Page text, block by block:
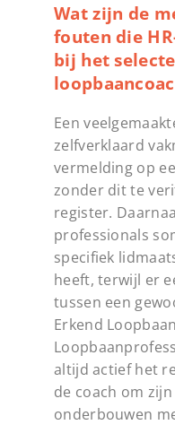
Wat zijn de
fouten die
bij het
Een
zelfverklaard
vermelding op
zonder dit te
register.
professionals
specifiek
heeft, terwijl er
tussen een
Erkend
altijd actief het
de coach om
onderbouwen